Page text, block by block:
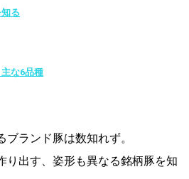
る
な6品種
ランド豚は数知れず。
り出す、姿形も異なる銘柄豚を知